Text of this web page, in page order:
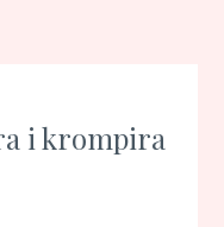
i krompira